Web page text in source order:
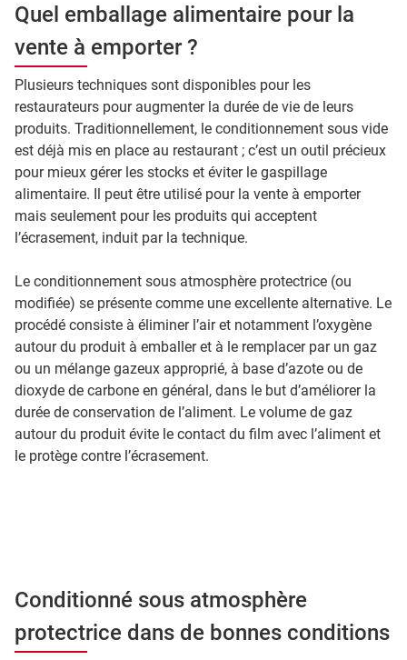
Quel emballage alimentaire pour la
vente à emporter ?
Plusieurs techniques sont disponibles pour les
restaurateurs pour augmenter la durée de vie de leurs
produits. Traditionnellement, le conditionnement sous vide
est déjà mis en place au restaurant ; c’est un outil précieux
pour mieux gérer les stocks et éviter le gaspillage
alimentaire. Il peut être utilisé pour la vente à emporter
mais seulement pour les produits qui acceptent
l’écrasement, induit par la technique.
Le conditionnement sous atmosphère protectrice (ou
modifiée) se présente comme une excellente alternative. Le
procédé consiste à éliminer l’air et notamment l’oxygène
autour du produit à emballer et à le remplacer par un gaz
ou un mélange gazeux approprié, à base d’azote ou de
dioxyde de carbone en général, dans le but d’améliorer la
durée de conservation de l’aliment. Le volume de gaz
autour du produit évite le contact du film avec l’aliment et
le protège contre l’écrasement.
Conditionné sous atmosphère
protectrice dans de bonnes conditions